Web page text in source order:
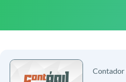
Contador